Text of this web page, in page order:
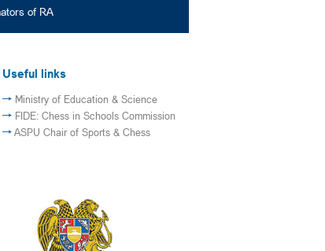
of RA
Useful links
Ministry of Education & Science
FIDE: Chess in Schools Commission
ASPU Chair of Sports & Chess